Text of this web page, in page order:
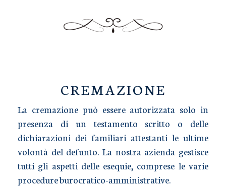
CREMAZIONE
La cremazione può essere autorizzata solo in
presenza di un testamento scritto o delle
dichiarazioni dei familiari attestanti le ultime
volontà del defunto. La nostra azienda gestisce
tutti gli aspetti delle esequie, comprese le varie
procedure burocratico-amministrative.